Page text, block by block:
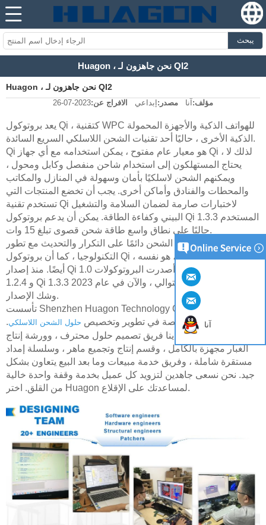
يبحث
Huagon ، نحن جاهزون لـ QI2
Huagon ، نحن جاهزون لـ QI2
مؤلف: آنا مصدر: إبداعي الافراج عن:2023-07-26
يعد بروتوكول Qi ، كتقنية WPC للهواتف الذكية والأجهزة المحمولة
الذكية الأخرى ، حاليًا أحد تقنيات الشحن اللاسلكي السريع السائدة.
Qi هو معيار عام مفتوح ، يمكن استخدامه مع أي جهاز Qi ، لذلك لا
يحتاج المستهلكون إلى استخدام شاحن منفصل وكابل ومحول ،
ويمكنهم الشحن لاسلكيًا بأمان وسهولة في المنازل والمكاتب
والمحطات والفنادق وأماكن أخرى. يجب أن تخضع المنتجات التي
تستخدم تقنية Qi لاختبارات صارمة لضمان السلامة والتشغيل
البيني وكفاءة الطاقة. يمكن أن يدعم بروتوكول Qi 1.3.3 المستخدم
حاليًا على نطاق واسع طاقة شحن قصوى تبلغ 15 وات.
تعمل بروتوكولات الشحن دائمًا على التكرار والتحديث مع تطور
التكنولوجيا ، كما أن بروتوكول Qi ، كمعيار شحن لاسلكي ، هو نفسه
أيضًا. منذ إصدار Qi 1.0 في أكتوبر 2010 ، أصدرت البروتوكولات Qi
1.2.4 و Qi 1.3.3 على التوالي ، والآن في عام 2023 ، Qi 2.0 على
وشك الإصدار.
تأسست Shenzhen Huagon Technology Co. ، Ltd. في عام
حلول الشحن اللاسلكي.
لدينا فريق تصميم حلول محترف ، وورشة إنتاج SMT خالية من
الغبار مجهزة بالكامل ، وقسم إنتاج وتجميع ماهر ، وسلسلة إمداد
مستقرة شاملة ، وفريق خدمة مبيعات وما بعد البيع يتعاون بشكل
جيد. نحن نسعى جاهدين لتزويد كل عميل بخدمة وقفة واحدة خالية
من القلق. اختر Huagon لمساعدتك على الإقلاع.
آنا